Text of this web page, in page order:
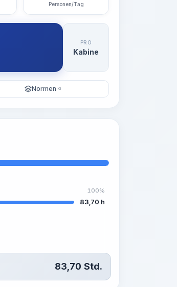
Personen/Tag
PRO
Kabine
Normen KI
100%
83,70 h
83,70 Std.